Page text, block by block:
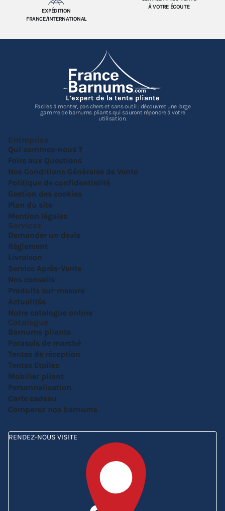
EXPÉDITION
FRANCE/INTERNATIONAL
À VOTRE ÉCOUTE
L’expert de la tente pliante
Faciles à monter, pas chers et sans outil : découvrez une large
gamme de barnums pliants qui sauront répondre à votre
utilisation.
Entreprise
Qui sommes-nous ?
Foire aux Questions
Nos Conditions Générales de Vente
Politique de confidentialité
Gestion des cookies
Plan du site
Mention légales
Services
Demander un devis
Réglement
Livraison
Service Après-Vente
Nos conseils
Produits sur-mesure
Actualités
Notre catalogue online
Catalogue
Barnums pliants
Parasols de marché
Tentes de réception
Tentes Etoiles
Mobilier pliant
Personnalisation
Carte cadeau
Comparez nos barnums
RENDEZ-NOUS VISITE